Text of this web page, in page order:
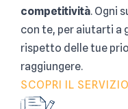
competitività. Ogni
con te, per aiutarti a
rispetto delle tue
raggiungere.
SCOPRI IL